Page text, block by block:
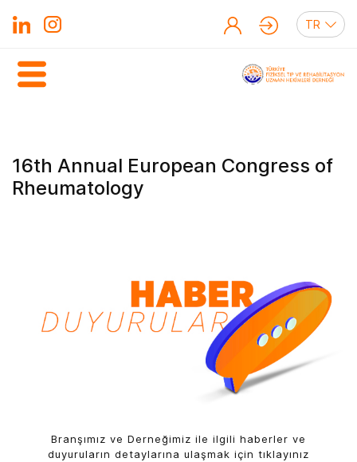
16th Annual European Congress of
Rheumatology
Branşımız ve Derneğimiz ile ilgili haberler ve
duyuruların detaylarına ulaşmak için tıklayınız